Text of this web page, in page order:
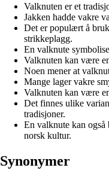
Valknuten er et
Jakken hadde vakre
Det er populært å
strikkeplagg.
En valknute
Valknuten kan være
Noen mener at
Mange lager vakre
Valknuten kan være
Det finnes ulike
tradisjoner.
En valknute kan
norsk kultur.
Synonymer